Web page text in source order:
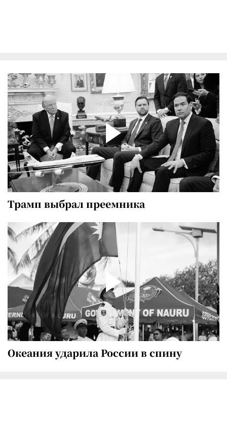
Трамп выбрал преемника
Океания ударила России в спину